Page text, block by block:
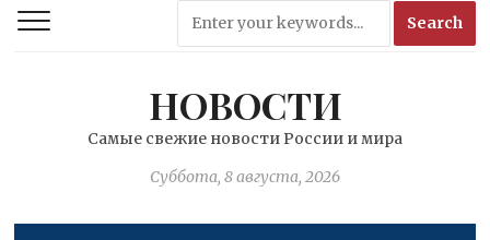
НОВОСТИ
Самые свежие новости России и мира
Суббота, 8 августа, 2026